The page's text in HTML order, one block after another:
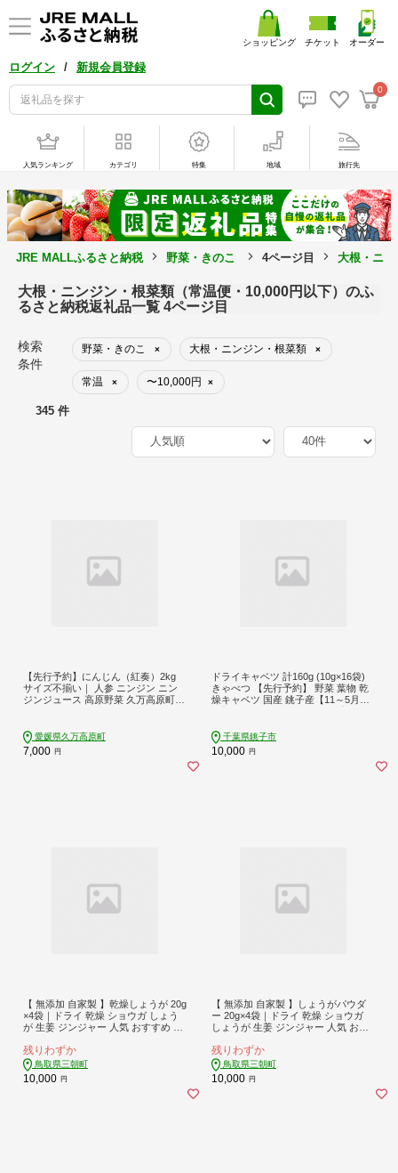
ログイン / 新規会員登録
0
ショッピング チケット オーダー
人気ランキング カテゴリ 特集 地域 旅行先
JRE MALLふるさと納税 野菜・きのこ 4ページ目 大根・ニ
大根・ニンジン・根菜類（常温便・10,000円以下）のふ
るさと納税返礼品一覧 4ページ目
検索
条件
野菜・きのこ × 大根・ニンジン・根菜類 ×
常温 × 〜10,000円 ×
345 件
【先行予約】にんじん（紅奏）2kg
サイズ不揃い｜ 人参 ニンジン ニン
ジンジュース 高原野菜 久万高原町
愛媛県久万高原町
7,000 円
ドライキャベツ 計160g (10g×16袋)
きゃべつ 【先行予約】 野菜 葉物 乾
燥キャベツ 国産 銚子産【11～5月発
手軽 簡単 お取り寄せ グルメ ギフト
贈物 贈答 プレゼント 保存 ふるさと
納税野菜 ふるさと納税 送料無料 100
千葉県銚子市
10,000 円
【 無添加 自家製 】乾燥しょうが 20g
×4袋｜ドライ 乾燥 ショウガ しょう
が 生姜 ジンジャー 人気 おすすめ 鳥
残りわずか
鳥取県三朝町
10,000 円
【 無添加 自家製 】しょうがパウダ
ー 20g×4袋｜ドライ 乾燥 ショウガ
しょうが 生姜 ジンジャー 人気 おす
残りわずか
鳥取県三朝町
10,000 円